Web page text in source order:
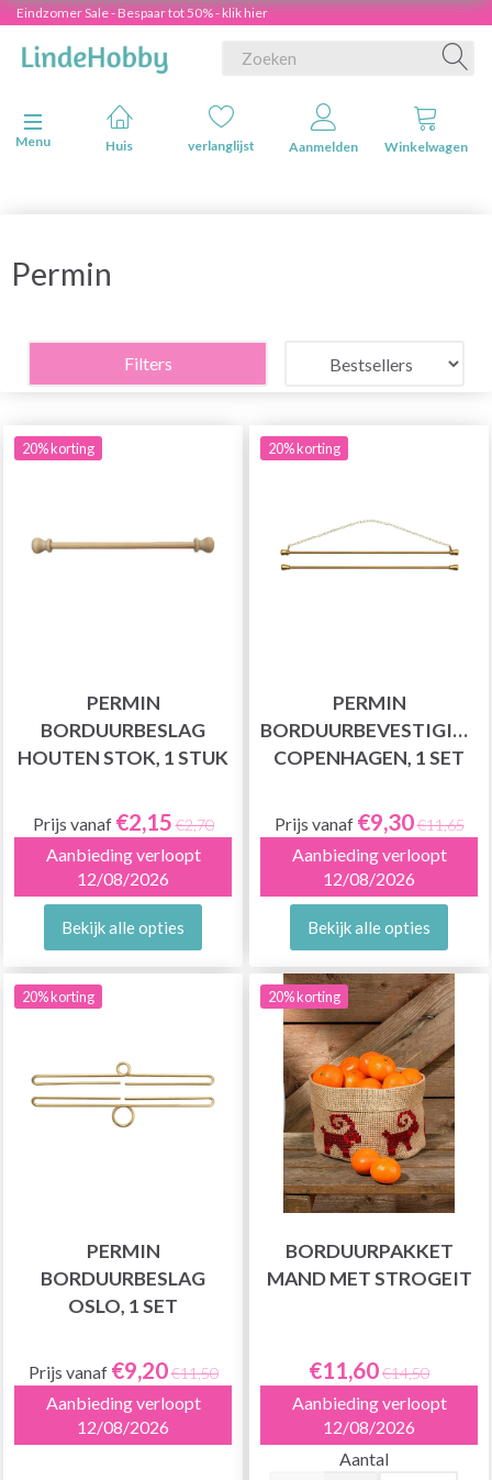
Eindzomer Sale - Bespaar tot 50% - klik hier
Navigatie in-/uitschakelen
Menu
Huis verlanglijst Aanmelden Winkelwagen
Permin
Filters
20% korting
PERMIN
BORDUURBESLAG
HOUTEN STOK, 1 STUK
Prijs vanaf €2,15 €2,70
Aanbieding verloopt
12/08/2026
Bekijk alle opties
20% korting
PERMIN
BORDUURBEVESTIGING
COPENHAGEN, 1 SET
Prijs vanaf €9,30€11,65
Aanbieding verloopt
12/08/2026
Bekijk alle opties
20% korting
PERMIN
BORDUURBESLAG
OSLO, 1 SET
Prijs vanaf €9,20€11,50
Aanbieding verloopt
12/08/2026
20% korting
BORDUURPAKKET
MAND MET STROGEIT
€11,60€14,50
Aanbieding verloopt
12/08/2026
Aantal